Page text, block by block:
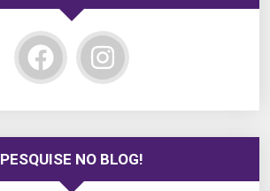
PESQUISE NO BLOG!